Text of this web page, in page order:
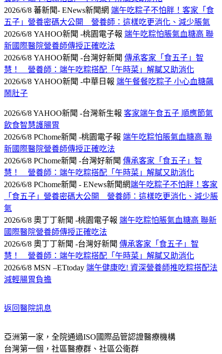
2026/6/8 蕃新聞- ENews新聞網 端午吃粽子不怕胖！客家「食
五子」營養密碼大公開 營養師：這樣吃更消化、減少脹氣
2026/6/8 YAHOO新聞 -桃園電子報 端午吃粽怕脹氣血糖高 聯
新國際醫院營養師傳授正確吃法
2026/6/8 YAHOO新聞 -台灣好新聞 傳承客家「食五子」智
慧！ 營養師：端午吃粽搭配「午時菜」解膩又助消化
2026/6/8 YAHOO新聞 -中華日報 端午餐餐吃粽子 小心血糖飆
鬧肚子
2026/6/8 YAHOO新聞 -台灣新生報 客家端午食五子 順應節氣
飲食智慧護腸胃
2026/6/8 PChome新聞 -桃園電子報 端午吃粽怕脹氣血糖高 聯
新國際醫院營養師傳授正確吃法
2026/6/8 PChome新聞 -台灣好新聞 傳承客家「食五子」智
慧！ 營養師：端午吃粽搭配「午時菜」解膩又助消化
2026/6/8 PChome新聞 - ENews新聞網端午吃粽子不怕胖！客家
「食五子」營養密碼大公開 營養師：這樣吃更消化、減少脹
氣
2026/6/8 奧丁丁新聞 -桃園電子報 端午吃粽怕脹氣血糖高 聯新
國際醫院營養師傳授正確吃法
2026/6/8 奧丁丁新聞 -台灣好新聞 傳承客家「食五子」智
慧！ 營養師：端午吃粽搭配「午時菜」解膩又助消化
2026/6/8 MSN –ETtoday 端午健康吃! 資深營養師推吃粽搭配法
減輕腸胃負擔
返回醫院訊息
亞洲第一家，全院通過ISO國際品管認證醫療機構
台灣第一個，社區醫療群、社區公衛群